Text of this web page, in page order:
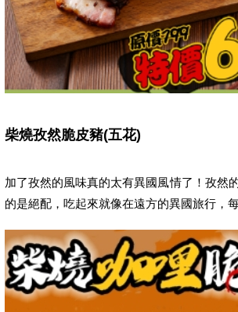
柴燒孜然脆皮豬(五花)
加了孜然的風味真的太有異國風情了！孜然
的是絕配，吃起來就像在遠方的異國旅行，